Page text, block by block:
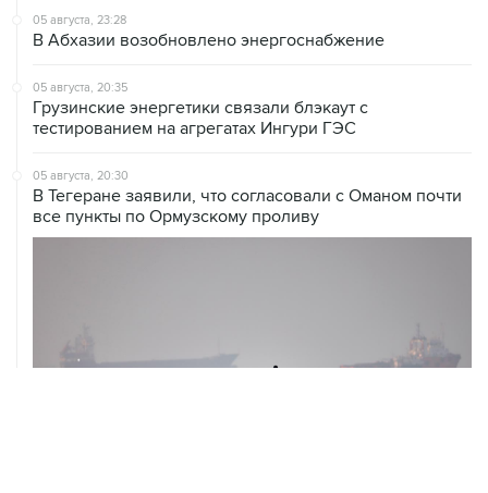
05 августа, 23:28
В Абхазии возобновлено энергоснабжение
05 августа, 20:35
Грузинские энергетики связали блэкаут с
тестированием на агрегатах Ингури ГЭС
05 августа, 20:30
В Тегеране заявили, что согласовали с Оманом почти
все пункты по Ормузскому проливу